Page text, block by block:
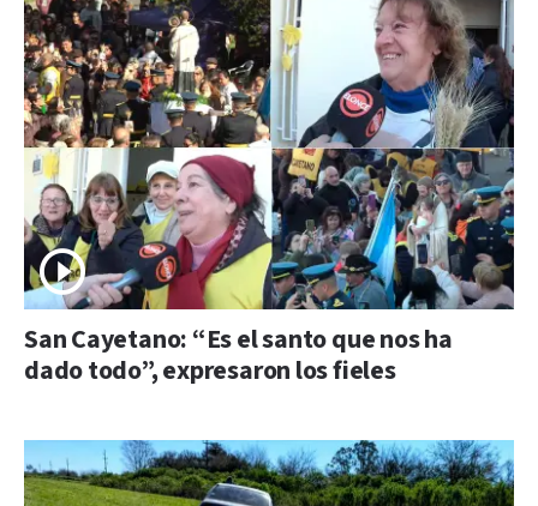
San Cayetano: “Es el santo que nos ha
dado todo”, expresaron los fieles